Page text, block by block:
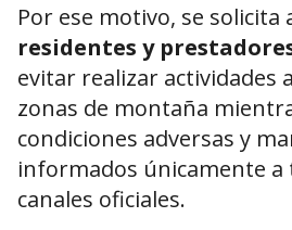
Por ese motivo, se solicita
residentes y
evitar realizar actividades
zonas de montaña
condiciones adversas y
informados únicamente a
canales oficiales.